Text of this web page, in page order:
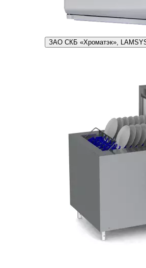
ЗАО СКБ «Хроматэк»,